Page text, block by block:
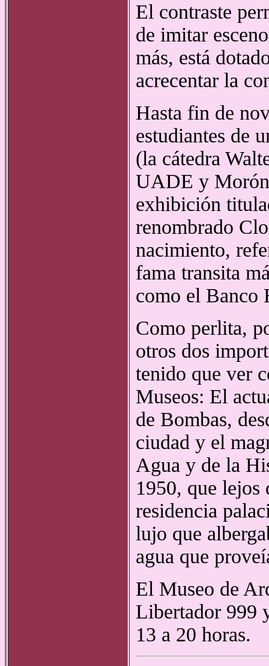
El contraste
de imitar
más, está
acrecentar la
Hasta fin de
estudiantes de
(la cátedra
UADE y
exhibición
renombrado
nacimiento,
fama transita
como el Banco
Como perlita,
otros dos
tenido que ver
Museos: El
de Bombas,
ciudad y el
Agua y de la
1950, que lejos
residencia
lujo que
agua que
El Museo de
Libertador 999
13 a 20 horas.